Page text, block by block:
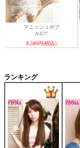
マニッシュボブ
A-677
8,580円(税込)
ランキング